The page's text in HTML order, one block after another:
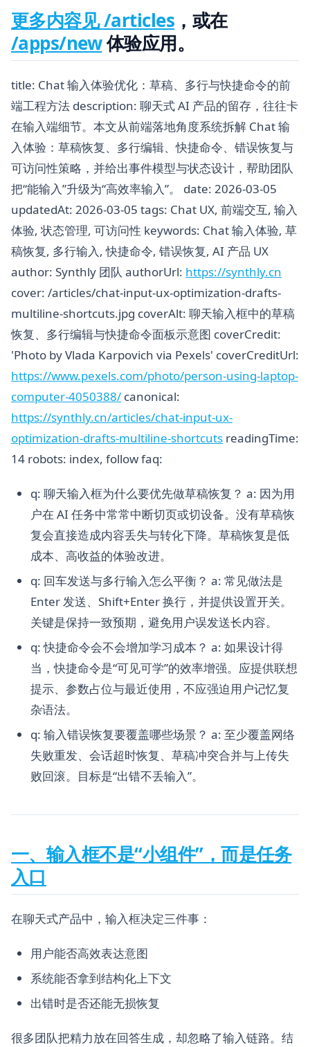
更多内容见/articles ，或在
/apps/new体验应用。
title: Chat 输入体验优化：草稿、多行与快捷命令的前
端工程方法 description: 聊天式 AI 产品的留存，往往卡
在输入端细节。本文从前端落地角度系统拆解 Chat 输
入体验：草稿恢复、多行编辑、快捷命令、错误恢复与
可访问性策略，并给出事件模型与状态设计，帮助团队
把“能输入”升级为“高效率输入”。 date: 2026-03-05
updatedAt: 2026-03-05 tags: Chat UX, 前端交互, 输入
体验, 状态管理, 可访问性 keywords: Chat 输入体验, 草
稿恢复, 多行输入, 快捷命令, 错误恢复, AI 产品 UX
author: Synthly 团队 authorUrl: https://synthly.cn
cover: /articles/chat-input-ux-optimization-drafts-
multiline-shortcuts.jpg coverAlt: 聊天输入框中的草稿
恢复、多行编辑与快捷命令面板示意图 coverCredit:
'Photo by Vlada Karpovich via Pexels' coverCreditUrl:
https://www.pexels.com/photo/person-using-laptop-
computer-4050388/ canonical:
https://synthly.cn/articles/chat-input-ux-
optimization-drafts-multiline-shortcuts readingTime:
14 robots: index, follow faq:
q: 聊天输入框为什么要优先做草稿恢复？ a: 因为用
户在 AI 任务中常常中断切页或切设备。没有草稿恢
复会直接造成内容丢失与转化下降。草稿恢复是低
成本、高收益的体验改进。
q: 回车发送与多行输入怎么平衡？ a: 常见做法是
Enter 发送、Shift+Enter 换行，并提供设置开关。
关键是保持一致预期，避免用户误发送长内容。
q: 快捷命令会不会增加学习成本？ a: 如果设计得
当，快捷命令是“可见可学”的效率增强。应提供联想
提示、参数占位与最近使用，不应强迫用户记忆复
杂语法。
q: 输入错误恢复要覆盖哪些场景？ a: 至少覆盖网络
失败重发、会话超时恢复、草稿冲突合并与上传失
败回滚。目标是“出错不丢输入”。
一、输入框不是“小组件”，而是任务
入口
在聊天式产品中，输入框决定三件事：
用户能否高效表达意图
系统能否拿到结构化上下文
出错时是否还能无损恢复
很多团队把精力放在回答生成，却忽略了输入链路。结